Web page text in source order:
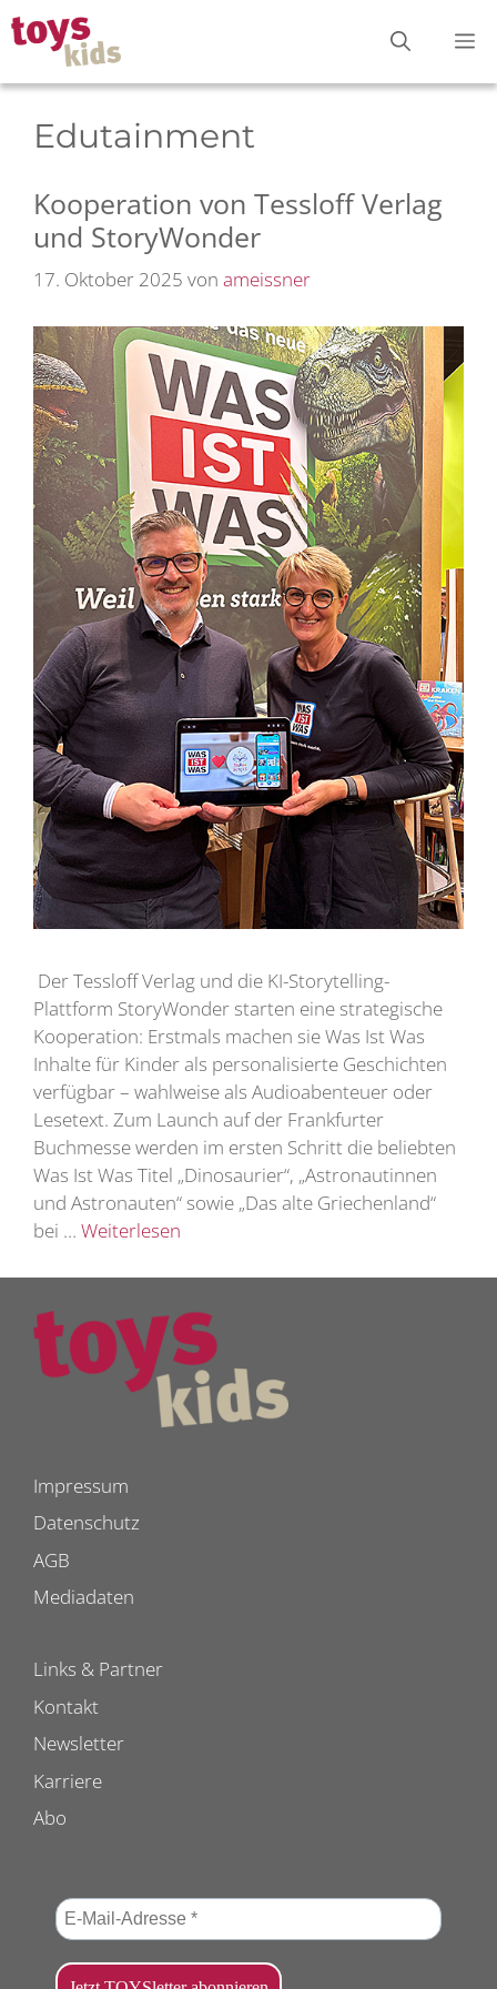
Zum
Inhalt
springen
Edutainment
Kooperation von Tessloff Verlag
und StoryWonder
17. Oktober 2025 von ameissner
Der Tessloff Verlag und die KI-Storytelling-
Plattform StoryWonder starten eine strategische
Kooperation: Erstmals machen sie Was Ist Was
Inhalte für Kinder als personalisierte Geschichten
verfügbar – wahlweise als Audioabenteuer oder
Lesetext. Zum Launch auf der Frankfurter
Buchmesse werden im ersten Schritt die beliebten
Was Ist Was Titel „Dinosaurier“, „Astronautinnen
und Astronauten“ sowie „Das alte Griechenland“
bei … Weiterlesen
Impressum
Datenschutz
AGB
Mediadaten
Links & Partner
Kontakt
Newsletter
Karriere
Abo